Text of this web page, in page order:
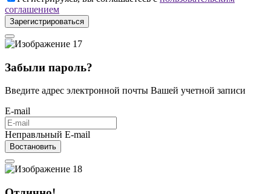
соглашением
Зарегистрироваться
Забыли пароль?
Введите адрес электронной почты Вашей учетной записи
E-mail
Неправльный E-mail
Востановить